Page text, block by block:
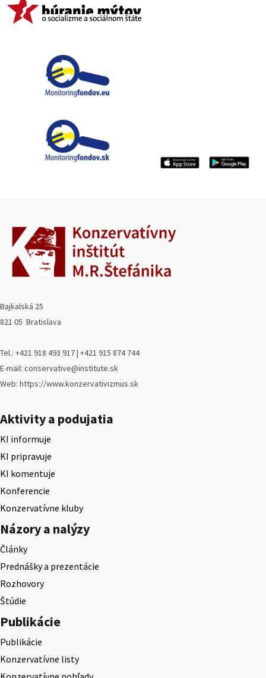
Bajkalská 25
821 05 Bratislava
Tel.: +421 918 493 917 | +421 915 874 744
E-mail: conservative@institute.sk
Web: https://www.konzervativizmus.sk
Aktivity a podujatia
KI informuje
KI pripravuje
KI komentuje
Konferencie
Konzervatívne kluby
Názory a nalýzy
Články
Prednášky a prezentácie
Rozhovory
Štúdie
Publikácie
Publikácie
Konzervatívne listy